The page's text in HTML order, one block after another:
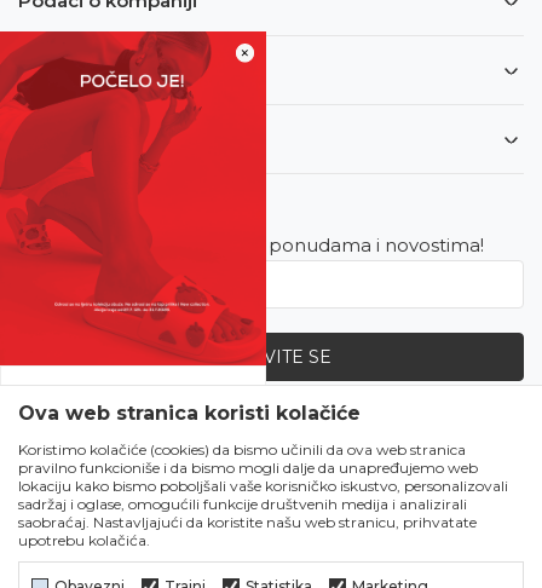
×
SVE UPOLA CIJENE!
Čekanju je kraj!
Počela je omiljena
ljetna akcija u Obući
Metro!
SVE IZ LJETNE
KOLEKCIJE UPOLA
Informacije
Korisnički servis
Newsletter
Budite u toku sa najnovijim ponudama i novostima!
PRIJAVITE SE
Zapratite nas
Ova web stranica koristi kolačiće
Koristimo kolačiće (cookies) da bismo učinili da ova web stranica
pravilno funkcioniše i da bismo mogli dalje da unapređujemo web
lokaciju kako bismo poboljšali vaše korisničko iskustvo, personalizovali
sadržaj i oglase, omogućili funkcije društvenih medija i analizirali
saobraćaj. Nastavljajući da koristite našu web stranicu, prihvatate
upotrebu kolačića.